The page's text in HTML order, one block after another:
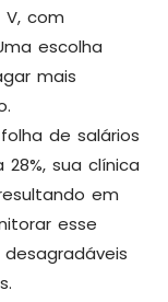
V, com
escolha
mais
de salários
sua clínica
em
esse